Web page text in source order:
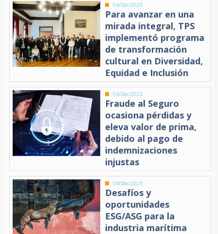
04/Dec/2023
Para avanzar en una
mirada integral, TPS
implementó programa
de transformación
cultural en Diversidad,
Equidad e Inclusión
04/Dec/2023
Fraude al Seguro
ocasiona pérdidas y
eleva valor de prima,
debido al pago de
indemnizaciones
injustas
04/Dec/2023
Desafíos y
oportunidades
ESG/ASG para la
industria marítima